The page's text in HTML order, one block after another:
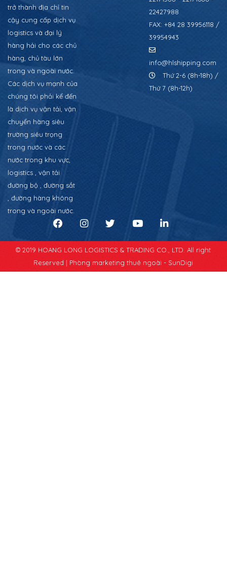
trở thành địa chỉ tin
cậy cung cấp dịch vụ
logistics và đại lý
hàng hải cho các chủ
hàng, chủ tàu lớn
trong và ngoài nước.
Các dịch vụ mạnh của
chúng tôi phải kể đến
là dịch vụ vận tải, vận
chuyển hàng siêu
trường siêu trọng
trong nước và các
nước trong khu vực,
logistics , vận tải
đường bộ , đường sắt
, đường hàng không
trong và ngoài nước.
22427988
FAX: +84 28 39956118 /
39954943
info@hlshipping.com
Thứ 2-6 (8h-18h) /
Thứ 7 (8h-12h)
© 2019 HOANG LONG LOGISTICS & TRADING CO., LTD. All right
Reserved | Phòng marketing thuê ngoài - SunDigi